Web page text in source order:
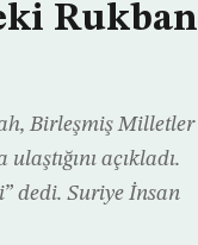
Rukban
Birleşmiş Milletler
açıkladı.
dedi. Suriye İnsan